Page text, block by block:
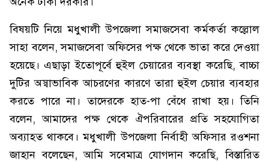
বিষয়টি নিয়ে মধুখালী উপজেলা সমাজসেবা কর্মকর্তা কল্লোল
সাহা বলেন, সমাজসেবা অফিসের পক্ষ থেকে ভাতা করে দেওয়া
হয়েছে। এছাড়া ইতোপূর্বে হুইল চেয়ারের ব্যবস্থা করেছি, বাচ্চা
দুটির অস্বাভাবিক আচরণের কারণে তারা হুইল চেয়ার ব্যবহার
করতে পারে না। তাদেরকে হাত-পা বেঁধে রাখা হয়। তিনি
বলেন, আমাদের পক্ষ থেকে ঐপরিবারের প্রতি সহযোগিতা
অব্যাহত থাকবে। মধুখালী উপজেলা নির্বাহী অফিসার রওশনা
জাহান বলেছেন, আমি সবেমাত্র যোগদান করেছি, বিস্তারিত